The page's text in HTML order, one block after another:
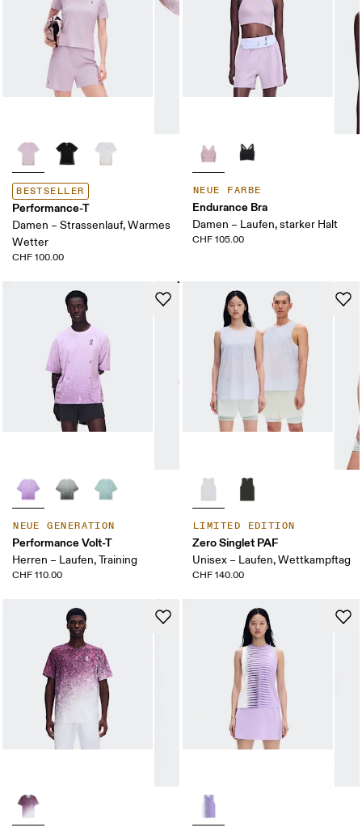
BESTSELLER
Performance-T
Damen – Strassenlauf, Warmes
Wetter
CHF 100.00
NEUE FARBE
Endurance Bra
Damen – Laufen, starker Halt
CHF 105.00
NEUE GENERATION
Performance Volt-T
Herren – Laufen, Training
CHF 110.00
LIMITED EDITION
Zero Singlet PAF
Unisex – Laufen, Wettkampftag
CHF 140.00